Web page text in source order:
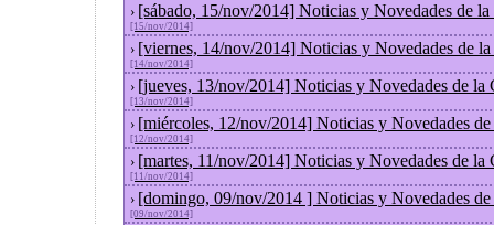
› [sábado, 15/nov/2014] Noticias y Novedades de
[15/nov/2014]
› [viernes, 14/nov/2014] Noticias y Novedades de
[14/nov/2014]
› [jueves, 13/nov/2014] Noticias y Novedades de la
[13/nov/2014]
› [miércoles, 12/nov/2014] Noticias y Novedades
[12/nov/2014]
› [martes, 11/nov/2014] Noticias y Novedades de la
[11/nov/2014]
› [domingo, 09/nov/2014 ] Noticias y Novedades
[09/nov/2014]